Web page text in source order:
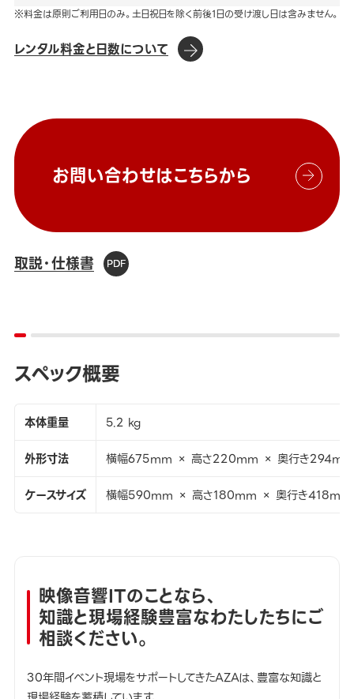
※料金は原則ご利用日のみ。土日祝日を除く前後1日の受け渡し日は含みません。
レンタル料金と日数について
お問い合わせはこちらから
取説・仕様書
スペック概要
本体重量
5.2 kg
外形寸法
横幅675mm × 高さ220mm × 奥行き294mm
ケースサイズ
横幅590mm × 高さ180mm × 奥行き418mm
映像音響ITのことなら、
知識と現場経験豊富なわたしたちにご
相談ください。
30年間イベント現場をサポートしてきたAZAは、豊富な知識と